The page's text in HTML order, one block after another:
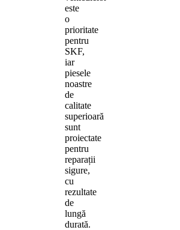
este
o
prioritate
pentru
SKF,
iar
piesele
noastre
de
calitate
superioară
sunt
proiectate
pentru
reparații
sigure,
cu
rezultate
de
lungă
durată.